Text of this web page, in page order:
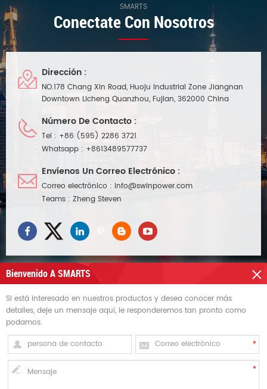
SMARTS
Conectate Con Nosotros
Dirección :
NO.178 Chang Xin Road, Huoju Industrial Zone Jiangnan
Downtown Licheng Quanzhou, Fujian, 362000 China
Número De Contacto :
Tel : +86 (595) 2286 3721
Whatsapp : +8613489577737
Envíenos Un Correo Electrónico :
Correo electrónico : info@swinpower.com
Teams : Zheng Steven
NECESITAS AYUDA
ETIQUETAS CALIENTES
REGÍSTRATE PARA RECIBIR ACTUALIZACIONES
Bienvenido A SMARTS
Si está interesado en nuestros productos y desea conocer más
detalles, deje un mensaje aquí, le responderemos tan pronto como
podamos.